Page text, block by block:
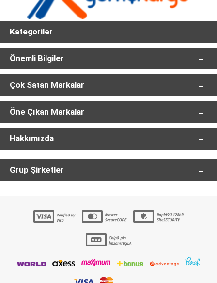
Kategoriler
Önemli Bilgiler
Çok Satan Markalar
Öne Çıkan Markalar
Hakkımızda
Grup Şirketler